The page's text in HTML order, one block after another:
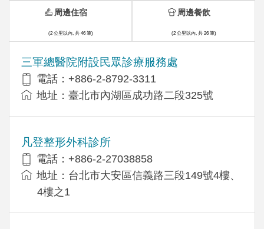
三軍總醫院附設民眾診療服務處
電話：+886-2-8792-3311
地址：臺北市內湖區成功路二段325號
凡登整形外科診所
電話：+886-2-27038858
地址：台北市大安區信義路三段149號4樓、
4樓之1
周邊住宿
(2 公里以內, 共 46 筆)
周邊餐飲
(2 公里以內, 共 26 筆)